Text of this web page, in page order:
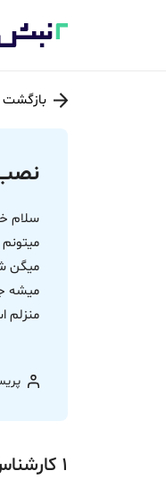
نصب
سلام
میگن
میشه
منزلم
1